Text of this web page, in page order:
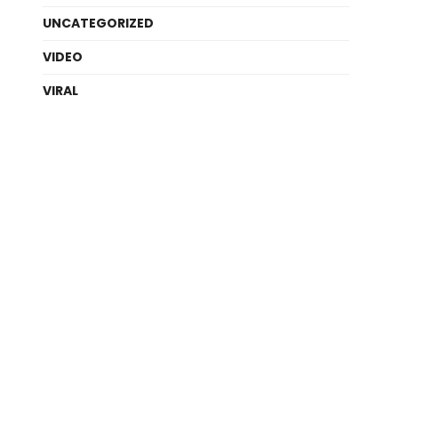
UNCATEGORIZED
VIDEO
VIRAL